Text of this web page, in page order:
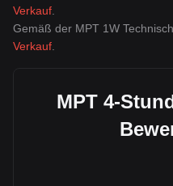
Verkauf
Gemäß der MPT 1W
Verkauf
MPT 4-